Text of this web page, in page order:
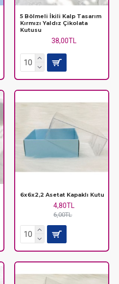
5 Bölmeli İkili Kalp Tasarım
Kırmızı Yaldız Çikolata
Kutusu
38,00TL
6x6x2,2 Asetat Kapaklı Kutu
4,80TL
6,00TL